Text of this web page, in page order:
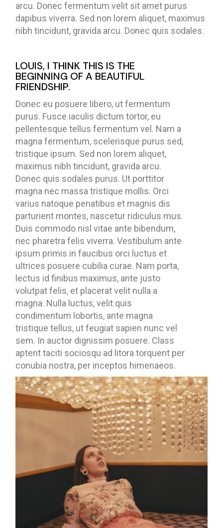
arcu. Donec fermentum velit sit amet purus
dapibus viverra. Sed non lorem aliquet, maximus
nibh tincidunt, gravida arcu. Donec quis sodales.
LOUIS, I THINK THIS IS THE
BEGINNING OF A BEAUTIFUL
FRIENDSHIP.
Donec eu posuere libero, ut fermentum
purus. Fusce iaculis dictum tortor, eu
pellentesque tellus fermentum vel. Nam a
magna fermentum, scelerisque purus sed,
tristique ipsum. Sed non lorem aliquet,
maximus nibh tincidunt, gravida arcu.
Donec quis sodales purus. Ut porttitor
magna nec massa tristique mollis. Orci
varius natoque penatibus et magnis dis
parturient montes, nascetur ridiculus mus.
Duis commodo nisl vitae ante bibendum,
nec pharetra felis viverra. Vestibulum ante
ipsum primis in faucibus orci luctus et
ultrices posuere cubilia curae. Nam porta,
lectus id finibus maximus, ante justo
volutpat felis, et placerat velit nulla a
magna. Nulla luctus, velit quis
condimentum lobortis, ante magna
tristique tellus, ut feugiat sapien nunc vel
sem. In auctor dignissim posuere. Class
aptent taciti sociosqu ad litora torquent per
conubia nostra, per inceptos himenaeos.